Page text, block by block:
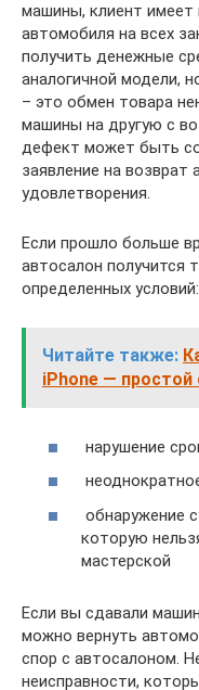
машины, клиент
автомобиля на всех
получить денежные
аналогичной модели,
– это обмен товара
машины на другую с
дефект может быть
заявление на
удовлетворения.
Если прошло больше
автосалон получится
определенных условий:
Читайте также:
iPhone — простой
нарушение
обнаружение
которую
мастерской
Если вы сдавали
можно вернуть
спор с автосалоном.
неисправности,